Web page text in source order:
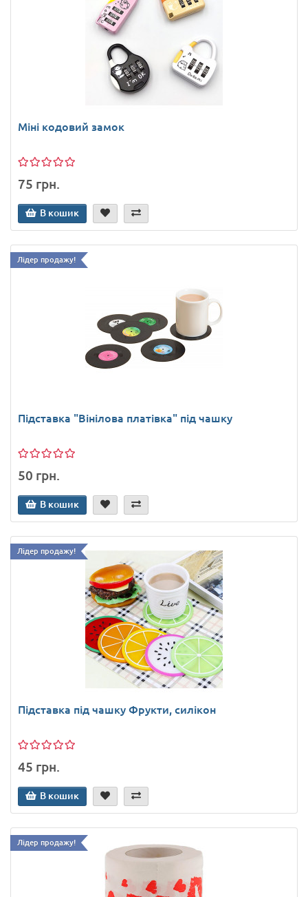
Міні кодовий замок
75 грн.
В кошик
Лідер продажу!
Підставка "Вінілова платівка" під чашку
50 грн.
В кошик
Лідер продажу!
Підставка під чашку Фрукти, силікон
45 грн.
В кошик
Лідер продажу!